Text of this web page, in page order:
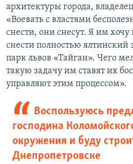
архитектуры города,
«Воевать с властями
снести, они снесут. Я им хочу
снести полностью ялтинский
парк львов «Тайган». Чего
такую задачу им ставят их
управляют этим процессом».
Воспользуюсь
господина
окружения и буду
Днепропетровске